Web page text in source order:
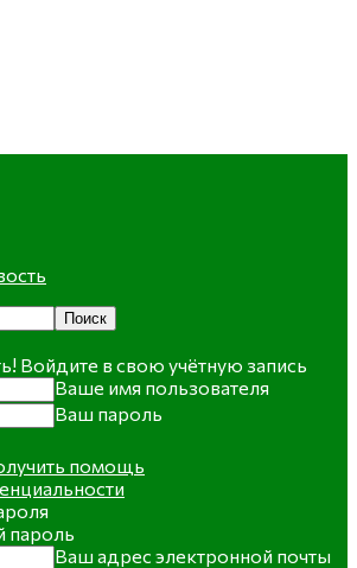
Войдите в свою учётную запись
Ваше имя пользователя
Ваш пароль
помощь
пароль
Ваш адрес электронной почты